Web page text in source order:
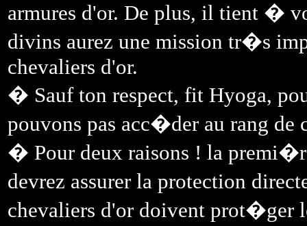
armures d'or. De plus, il tient �
divins aurez une mission tr�s
chevaliers d'or.
� Sauf ton respect, fit Hyoga,
pouvons pas acc�der au rang de
� Pour deux raisons ! la
devrez assurer la protection
chevaliers d'or doivent prot�ger